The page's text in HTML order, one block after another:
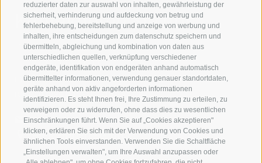
reduzierter daten zur auswahl von inhalten, gewährleistung der
sicherheit, verhinderung und aufdeckung von betrug und
fehlerbehebung, bereitstellung und anzeige von werbung und
inhalten, ihre entscheidungen zum datenschutz speichern und
übermitteln, abgleichung und kombination von daten aus
unterschiedlichen quellen, verknüpfung verschiedener
endgeräte, identifikation von endgeräten anhand automatisch
übermittelter informationen, verwendung genauer standortdaten,
geräte anhand von aktiv angeforderten informationen
identifizieren. Es steht Ihnen frei, Ihre Zustimmung zu erteilen, zu
verweigern oder zu widerrufen, ohne dass dies zu wesentlichen
Einschränkungen führt. Wenn Sie auf „Cookies akzeptieren"
klicken, erklären Sie sich mit der Verwendung von Cookies und
ähnlichen Tools einverstanden. Verwenden Sie die Schaltfläche
„Einstellungen verwalten", um Ihre Auswahl anzupassen oder
Kontaktieren Sie uns
IDM Südtirol - Alto Adige
+39 0471 094 000
info[at]idm-suedtirol.com
idm[at]pec.idm-suedtirol.com
SCHREIBEN SIE UNS!
HIER FINDEN SIE UNS